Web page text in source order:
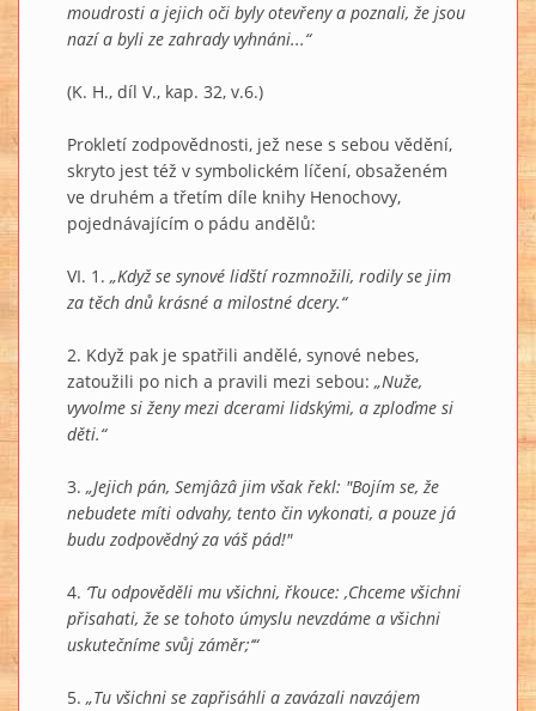
moudrosti a jejich oči byly otevřeny a poznali, že jsou
nazí a byli ze zahrady vyhnáni...“
(K. H., díl V., kap. 32, v.6.)
Prokletí zodpovědnosti, jež nese s sebou vědění,
skryto jest též v symbolickém líčení, obsaženém
ve druhém a třetím díle knihy Henochovy,
pojednávajícím o pádu andělů:
VI. 1. „Když se synové lidští rozmnožili, rodily se jim
za těch dnů krásné a milostné dcery.“
2. Když pak je spatřili andělé, synové nebes,
zatoužili po nich a pravili mezi sebou: „Nuže,
vyvolme si ženy mezi dcerami lidskými, a zploďme si
děti.“
3. „Jejich pán, Semjâzâ jim však řekl: "Bojím se, že
nebudete míti odvahy, tento čin vykonati, a pouze já
budu zodpovědný za váš pád!"
4. ‘Tu odpověděli mu všichni, řkouce: ‚Chceme všichni
přisahati, že se tohoto úmyslu nevzdáme a všichni
uskutečníme svůj záměr;‘“
5. „Tu všichni se zapřisáhli a zavázali navzájem